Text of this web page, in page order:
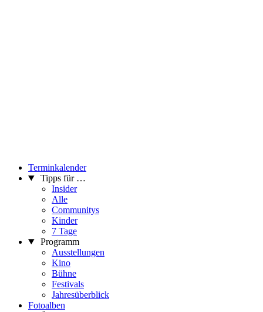
Terminkalender
Tipps für …
Insider
Alle
Communitys
Kinder
7 Tage
Programm
Ausstellungen
Kino
Bühne
Festivals
Jahresüberblick
Fotoalben